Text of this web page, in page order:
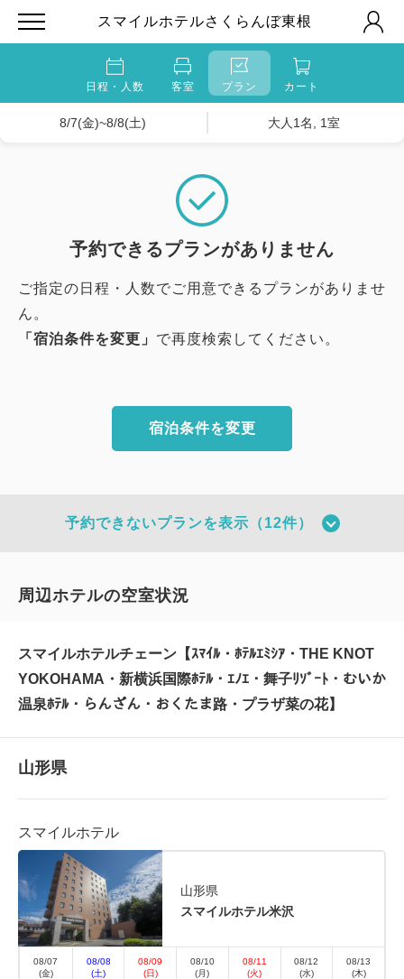
スマイルホテルさくらんぼ東根
日程・人数 客室 プラン カート
8/7(金)~8/8(土) 大人1名, 1室
予約できるプランがありません
ご指定の日程・人数でご用意できるプランがありませ
ん。
「宿泊条件を変更」 で再度検索してください。
宿泊条件を変更
【公式サイト限定】スマイルバリ
ューステイプラン（朝食付）
朝食 現地払い・Web決済
in 15:00~ 29:00 / out 11:00まで
早期から直前まで、いつでもご予約いただけます。
予約できないプランを表示（12件）
周辺ホテルの空室状況
スマイルホテルチェーン【ｽﾏｲﾙ・ﾎﾃﾙｴﾐｼｱ・THE KNOT
YOKOHAMA・新横浜国際ﾎﾃﾙ・ｴﾉｴ・舞子ﾘｿﾞｰﾄ・むいか
温泉ﾎﾃﾙ・らんざん・おくたま路・プラザ菜の花】
山形県
スマイルホテル
山形県
スマイルホテル米沢
08/07
(金)
08/08
(土)
08/09
(日)
08/10
(月)
08/11
(火)
08/12
(水)
08/13
(木)